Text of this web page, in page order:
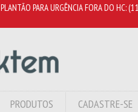
PARA URGÊNCIA FORA DO HC:
PRODUTOS CADASTRE-SE